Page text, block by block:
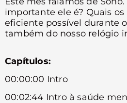
importante ele é? Quais
eficiente possível durante
também do nosso relógio
Capítulos:
00:00:00 Intro
00:02:44 Intro à saúde